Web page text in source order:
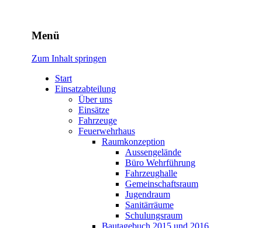
Freiwillige Feuerwehr
Rodheim v.d.H.
Menü
Zum Inhalt springen
Start
Einsatzabteilung
Über uns
Einsätze
Fahrzeuge
Feuerwehrhaus
Raumkonzeption
Aussengelände
Büro Wehrführung
Fahrzeughalle
Gemeinschaftsraum
Jugendraum
Sanitärräume
Schulungsraum